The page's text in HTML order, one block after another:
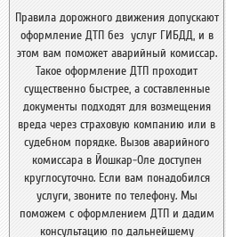
Правила дорожного движения допускают
оформление ДТП без услуг ГИБДД, и в
этом вам поможет аварийный комиссар.
Такое оформление ДТП проходит
существенно быстрее, а составленные
документы подходят для возмещения
вреда через страховую компанию или в
судебном порядке. Вызов аварийного
комиссара в Йошкар-Оле доступен
круглосуточно. Если вам понадобился
услуги, звоните по телефону. Мы
поможем с оформлением ДТП и дадим
консультацию по дальнейшему